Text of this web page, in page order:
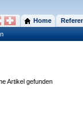
Home
Artikel gefunden